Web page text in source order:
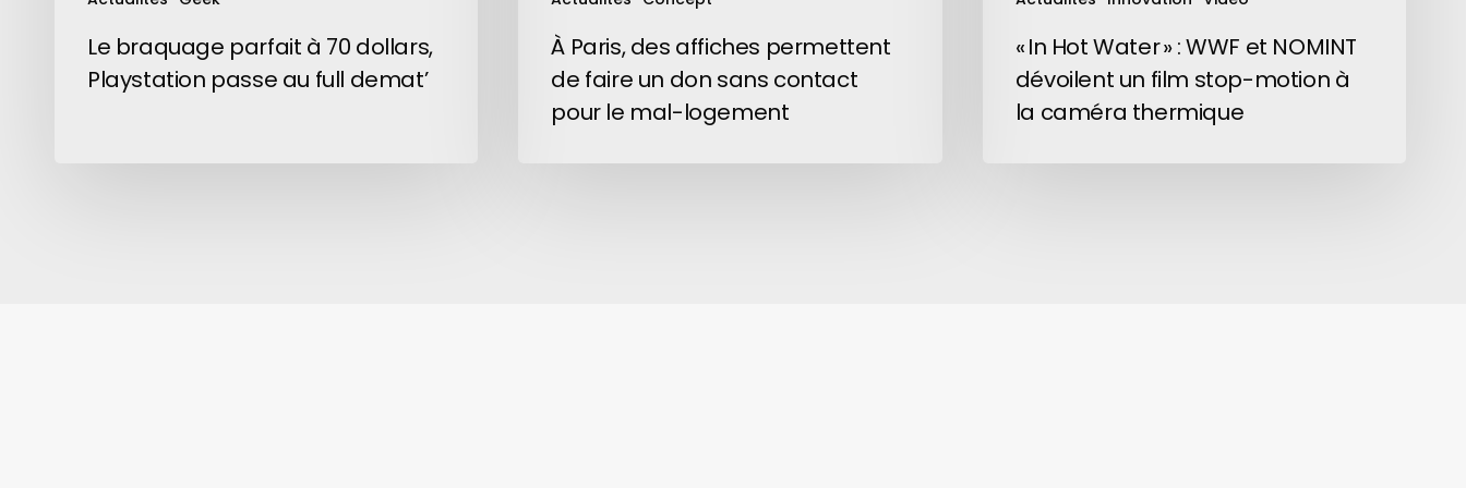
demat’
Le braquage parfait à 70 dollars,
Playstation passe au full demat’
contact
pour
mal-
logement
À Paris, des affiches permettent
de faire un don sans contact
pour le mal-logement
stop-
motion
thermique
« In Hot Water » : WWF et NOMINT
dévoilent un film stop-motion à
la caméra thermique